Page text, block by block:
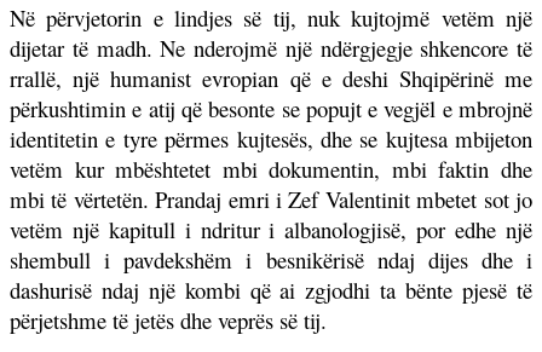
Në përvjetorin e lindjes së tij, nuk kujtojmë vetëm një
dijetar të madh. Ne nderojmë një ndërgjegje shkencore të
rrallë, një humanist evropian që e deshi Shqipërinë me
përkushtimin e atij që besonte se popujt e vegjël e mbrojnë
identitetin e tyre përmes kujtesës, dhe se kujtesa mbijeton
vetëm kur mbështetet mbi dokumentin, mbi faktin dhe
mbi të vërtetën. Prandaj emri i Zef Valentinit mbetet sot jo
vetëm një kapitull i ndritur i albanologjisë, por edhe një
shembull i pavdekshëm i besnikërisë ndaj dijes dhe i
dashurisë ndaj një kombi që ai zgjodhi ta bënte pjesë të
përjetshme të jetës dhe veprës së tij.